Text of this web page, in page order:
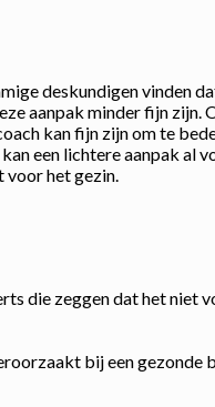
deskundigen vinden
aanpak minder fijn zijn.
kan fijn zijn om te
een lichtere aanpak al
het gezin.
die zeggen dat het niet
bij een gezonde